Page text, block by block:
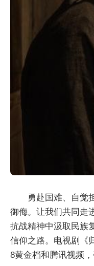
勇赴国难、自觉
御侮。让我们共同走
抗战精神中汲取民族
信仰之路。电视剧《
8黄金档和腾讯视频，